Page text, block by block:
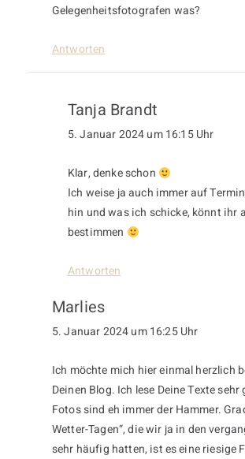
Gelegenheitsfotografen was?
Antworten
Tanja Brandt
5. Januar 2024 um 16:15 Uhr
Klar, denke schon
Ich weise ja auch immer auf
hin und was ich schicke, könnt ihr
bestimmen
Antworten
Marlies
5. Januar 2024 um 16:25 Uhr
Ich möchte mich hier einmal herzlich
Deinen Blog. Ich lese Deine Texte sehr
Fotos sind eh immer der Hammer.
Wetter-Tagen“, die wir ja in den
sehr häufig hatten, ist es eine riesige